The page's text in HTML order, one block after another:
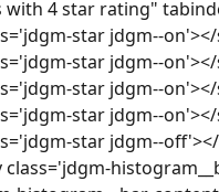
with 4 star rating"
star jdgm--
star jdgm--
star jdgm--
star jdgm--
star jdgm--
class='jdgm-